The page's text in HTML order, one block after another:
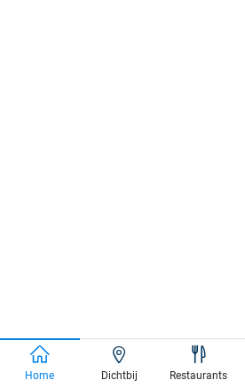
Home Dichtbij Restaurants